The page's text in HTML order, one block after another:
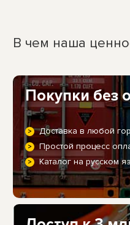
В чем наша
Покупки без
Доставка в любой
Простой процесс
Каталог на русском